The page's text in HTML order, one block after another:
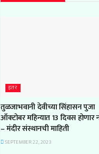
इतर
तुळजाभवानी देवीच्या सिंहासन पुजा
ऑक्टोबर महिन्यात 13 दिवस होणार
– मंदीर संस्थानची माहिती
SEPTEMBER 22, 2023